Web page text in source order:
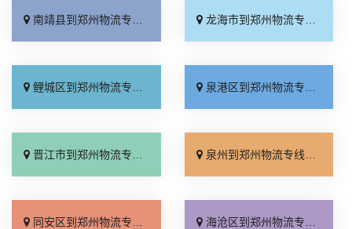
南靖县到郑州物流专线_多年经验「放心物流」 龙海市到郑州物流专线_损坏理赔「专线直达」
鲤城区到郑州物流专线_保证时效「价格实惠」 泉港区到郑州物流专线_收费标准「直通专线」
晋江市到郑州物流专线_运保时效「诚信经营」 泉州到郑州物流专线_运价行情「直达往返」
同安区到郑州物流专线_诚信经营「物流拼车」 海沧区到郑州物流专线_多久时间「托运省心」